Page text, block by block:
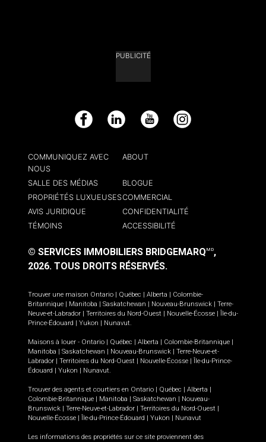
PUBLICITÉ
Facebook LinkedIn YouTube Instagram
COMMUNIQUEZ AVEC
NOUS
ABOUT
SALLE DES MÉDIAS
BLOGUE
PROPRIÉTÉS LUXUEUSESCOMMERCIAL
AVIS JURIDIQUE
CONFIDENTIALITÉ
TÉMOINS
ACCESSIBILITÉ
© SERVICES IMMOBILIERS BRIDGEMARQ MD,
2026. TOUS DROITS RÉSERVÉS.
Trouver une maison Ontario Québec Alberta
Colombie-
Britannique
Manitoba Saskatchewan Nouveau-Brunswick
Terre-
Neuve-et-Labrador
Territoires du Nord-Ouest Nouvelle-Écosse
Île-du-
Prince-Édouard
Yukon Nunavut.
Maisons à louer - Ontario Québec Alberta Colombie-Britannique
Manitoba
Saskatchewan Nouveau-Brunswick
Terre-Neuve-et-
Labrador
Territoires du Nord-Ouest Nouvelle-Écosse
Île-du-Prince-
Édouard
Yukon Nunavut.
Trouver des agents et courtiers en Ontario Québec Alberta
Colombie-Britannique
Manitoba Saskatchewan
Nouveau-
Brunswick
Terre-Neuve-et-Labrador Territoires du Nord-Ouest
Nouvelle-Écosse
Île-du-Prince-Édouard Yukon Nunavut
Les informations des propriétés sur ce site proviennent des